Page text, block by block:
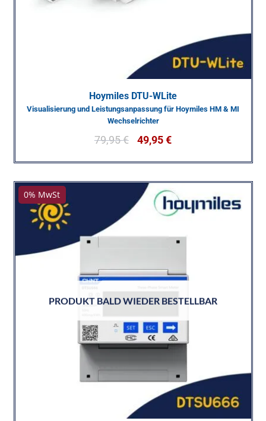
Hoymiles DTU-WLite
Visualisierung und Leistungsanpassung für Hoymiles HM & MI
Wechselrichter
79,95€ 49,95€
0% MwSt
PRODUKT BALD WIEDER BESTELLBAR